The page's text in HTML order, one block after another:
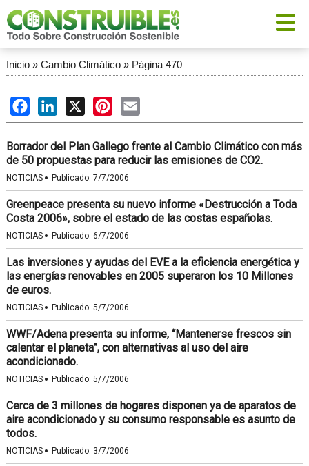
Inicio» Cambio Climático» Página 470
FacebookLinkedIn
X PinterestEmail
Borrador del Plan Gallego frente al Cambio Climático con más
de 50 propuestas para reducir las emisiones de CO2.
NOTICIAS · Publicado: 7/7/2006
Greenpeace presenta su nuevo informe «Destrucción a Toda
Costa 2006», sobre el estado de las costas españolas.
NOTICIAS · Publicado: 6/7/2006
Las inversiones y ayudas del EVE a la eficiencia energética y
las energías renovables en 2005 superaron los 10 Millones
de euros.
NOTICIAS · Publicado: 5/7/2006
WWF/Adena presenta su informe, “Mantenerse frescos sin
calentar el planeta”, con alternativas al uso del aire
acondicionado.
NOTICIAS · Publicado: 5/7/2006
Cerca de 3 millones de hogares disponen ya de aparatos de
aire acondicionado y su consumo responsable es asunto de
todos.
NOTICIAS · Publicado: 3/7/2006